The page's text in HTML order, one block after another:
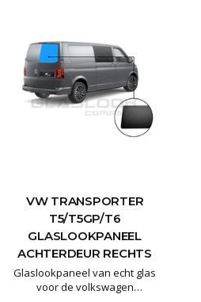
VW TRANSPORTER
T5/T5GP/T6
GLASLOOKPANEEL
ACHTERDEUR RECHTS
Glaslookpaneel van echt glas
voor de volkswagen